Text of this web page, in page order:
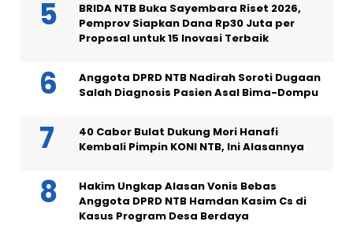
BRIDA NTB Buka Sayembara Riset 2026,
Pemprov Siapkan Dana Rp30 Juta per
Proposal untuk 15 Inovasi Terbaik
Anggota DPRD NTB Nadirah Soroti Dugaan
Salah Diagnosis Pasien Asal Bima-Dompu
40 Cabor Bulat Dukung Mori Hanafi
Kembali Pimpin KONI NTB, Ini Alasannya
Hakim Ungkap Alasan Vonis Bebas
Anggota DPRD NTB Hamdan Kasim Cs di
Kasus Program Desa Berdaya